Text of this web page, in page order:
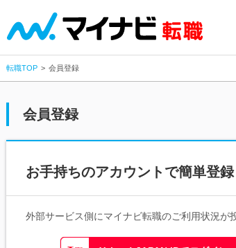
転職TOP 会員登録
会員登録
お手持ちのアカウントで簡単登録
外部サービス側にマイナビ転職のご利用状況が